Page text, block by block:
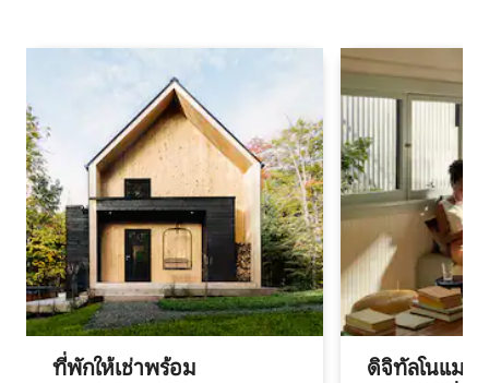
ที่พักให้เช่าพร้อม
ดิจิทัลโนแมด